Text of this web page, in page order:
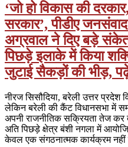
‘जो हो विकास की
सरकार’, पीडीए
अग्रवाल ने दिए बड़े
पिछड़े इलाके में किया
जुटाई सैकड़ों की भीड़,
नीरज सिसौदिया, बरेली उत्तर प्रदेश
लेकिन बरेली की कैंट विधानसभा में
अपनी राजनीतिक सक्रियता तेज कर
अति पिछड़े क्षेत्र बंशी नगला में
केवल एक संगठनात्मक कार्यक्रम